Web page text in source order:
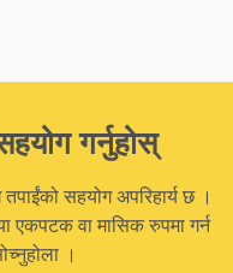
गर्नुहोस्
सहयोग अपरिहार्य छ ।
एकपटक वा मासिक रुपमा गर्न
।